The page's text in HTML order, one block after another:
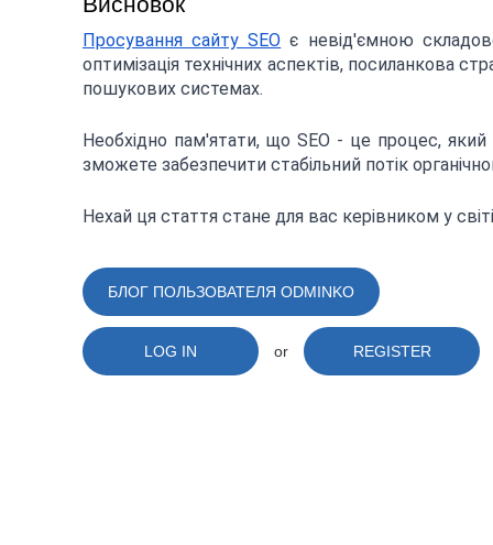
Просування сайту SEO є невід'ємною
оптимізація технічних аспектів, посиланкова
пошукових системах.
Необхідно пам'ятати, що SEO - це процес, який
зможете забезпечити стабільний потік
Нехай ця стаття стане для вас керівником у
БЛОГ ПОЛЬЗОВАТЕЛЯ ODMINKO
LOG IN or REGISTER